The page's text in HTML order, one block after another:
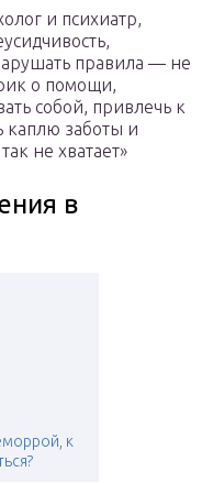
и психиатр,
правила — не
о помощи,
собой, привлечь к
каплю заботы и
не хватает»
в
к